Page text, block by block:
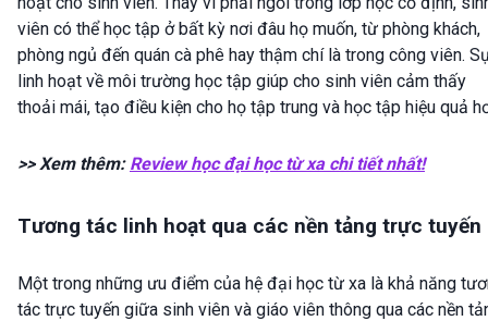
viên có thể học tập ở bất kỳ nơi đâu họ muốn, từ phòng khách,
phòng ngủ đến quán cà phê hay thậm chí là trong công viên.
linh hoạt về môi trường học tập giúp cho sinh viên cảm thấy
thoải mái, tạo điều kiện cho họ tập trung và học tập hiệu quả
>> Xem thêm: Review học đại học từ xa chi tiết nhất!
Tương tác linh hoạt qua các nền tảng trực tuyến
Một trong những ưu điểm của hệ đại học từ xa là khả năng
tác trực tuyến giữa sinh viên và giáo viên thông qua các nền